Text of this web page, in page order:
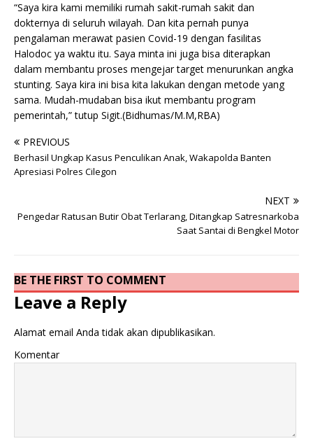
“Saya kira kami memiliki rumah sakit-rumah sakit dan
dokternya di seluruh wilayah. Dan kita pernah punya
pengalaman merawat pasien Covid-19 dengan fasilitas
Halodoc ya waktu itu. Saya minta ini juga bisa diterapkan
dalam membantu proses mengejar target menurunkan angka
stunting. Saya kira ini bisa kita lakukan dengan metode yang
sama. Mudah-mudaban bisa ikut membantu program
pemerintah,” tutup Sigit.(Bidhumas/M.M,RBA)
PREVIOUS
Berhasil Ungkap Kasus Penculikan Anak, Wakapolda Banten
Apresiasi Polres Cilegon
NEXT
Pengedar Ratusan Butir Obat Terlarang, Ditangkap Satresnarkoba
Saat Santai di Bengkel Motor
BE THE FIRST TO COMMENT
Leave a Reply
Alamat email Anda tidak akan dipublikasikan.
Komentar